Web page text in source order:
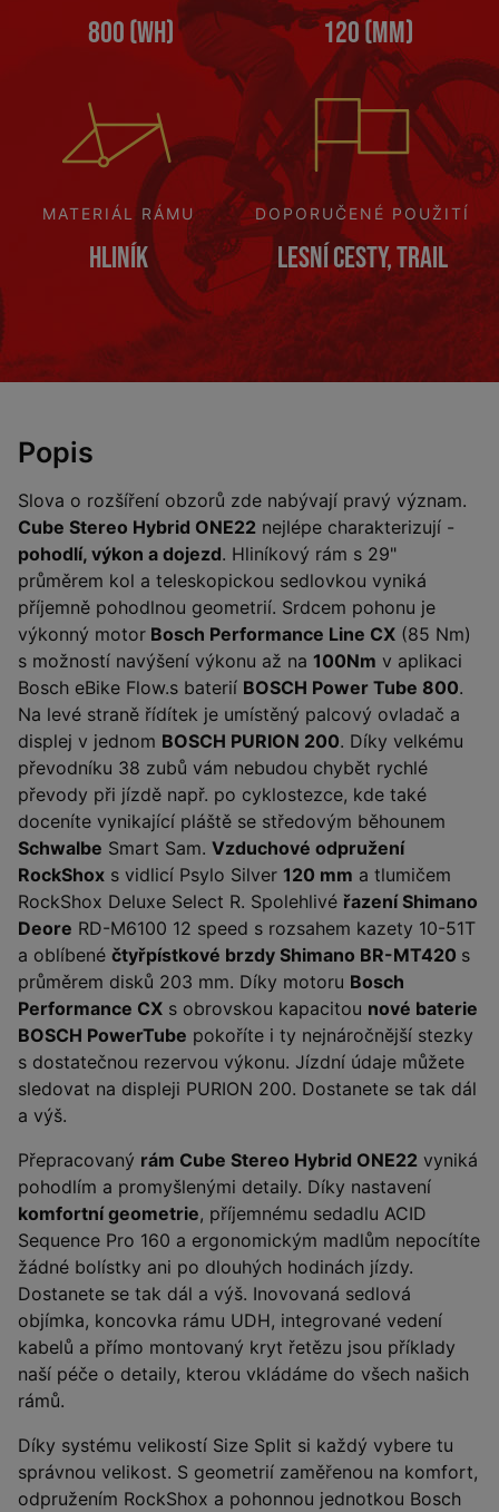
800 (Wh) 120 (mm)
MATERIÁL RÁMU
Hliník
DOPORUČENÉ POUŽITÍ
Lesní cesty, Trail
Popis
Slova o rozšíření obzorů zde nabývají pravý význam.
Cube Stereo Hybrid ONE22 nejlépe charakterizují -
pohodlí, výkon a dojezd. Hliníkový rám s 29"
průměrem kol a teleskopickou sedlovkou vyniká
příjemně pohodlnou geometrií. Srdcem pohonu je
výkonný motor Bosch Performance Line CX (85 Nm)
s možností navýšení výkonu až na 100Nm v aplikaci
Bosch eBike Flow.s baterií BOSCH Power Tube 800.
Na levé straně řídítek je umístěný palcový ovladač a
displej v jednom BOSCH PURION 200. Díky velkému
převodníku 38 zubů vám nebudou chybět rychlé
převody při jízdě např. po cyklostezce, kde také
doceníte vynikající pláště se středovým běhounem
Schwalbe Smart Sam. Vzduchové odpružení
RockShox s vidlicí Psylo Silver 120 mm a tlumičem
RockShox Deluxe Select R. Spolehlivé řazení Shimano
Deore RD-M6100 12 speed s rozsahem kazety 10-51T
a oblíbené čtyřpístkové brzdy Shimano BR-MT420 s
průměrem disků 203 mm. Díky motoru Bosch
Performance CX s obrovskou kapacitou nové baterie
BOSCH PowerTube pokoříte i ty nejnáročnější stezky
s dostatečnou rezervou výkonu. Jízdní údaje můžete
sledovat na displeji PURION 200. Dostanete se tak dál
a výš.
Přepracovaný rám Cube Stereo Hybrid ONE22 vyniká
pohodlím a promyšlenými detaily. Díky nastavení
komfortní geometrie, příjemnému sedadlu ACID
Sequence Pro 160 a ergonomickým madlům nepocítíte
žádné bolístky ani po dlouhých hodinách jízdy.
Dostanete se tak dál a výš. Inovovaná sedlová
objímka, koncovka rámu UDH, integrované vedení
kabelů a přímo montovaný kryt řetězu jsou příklady
naší péče o detaily, kterou vkládáme do všech našich
rámů.
Díky systému velikostí Size Split si každý vybere tu
správnou velikost. S geometrií zaměřenou na komfort,
odpružením RockShox a pohonnou jednotkou Bosch